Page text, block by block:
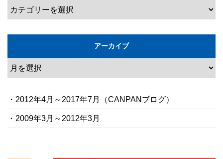
アーカイブ
・2012年4月～2017年7月（CANPANブログ）
・2009年3月～2012年3月